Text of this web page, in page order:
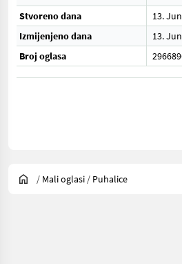
Stvoreno dana
13.
Izmijenjeno dana
13.
Broj oglasa
/ Mali oglasi / Puhalice